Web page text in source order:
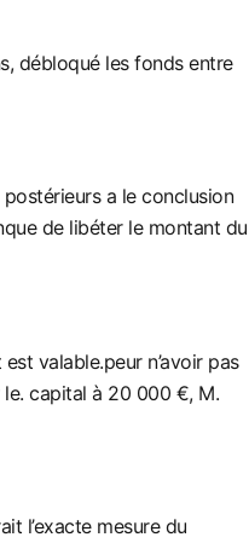
débloqué les fonds entre
a le conclusion
de libéter le montant du
valable.peur n’avoir pas
capital à 20 000 €, M.
l’exacte mesure du